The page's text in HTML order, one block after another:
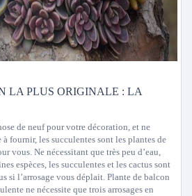
LA PLUS ORIGINALE : LA
de neuf pour votre décoration, et ne
fournir, les succulentes sont les plantes de
vous. Ne nécessitant que très peu d’eau,
espèces, les succulentes et les cactus sont
si l’arrosage vous déplait. Plante de balcon
ne nécessite que trois arrosages en